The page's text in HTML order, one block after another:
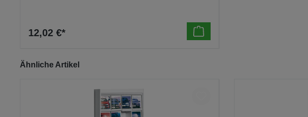
12,02 €*
Produktgalerie überspringen
Ähnliche Artikel